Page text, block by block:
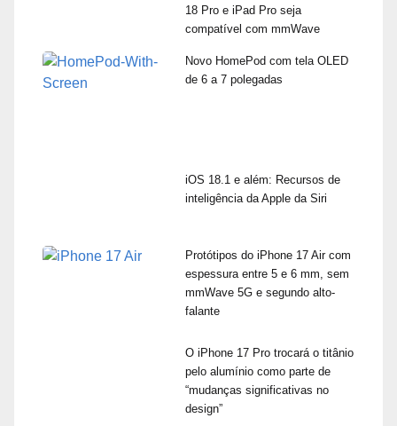
18 Pro e iPad Pro seja
compatível com mmWave
Novo HomePod com tela OLED
de 6 a 7 polegadas
iOS 18.1 e além: Recursos de
inteligência da Apple da Siri
Protótipos do iPhone 17 Air com
espessura entre 5 e 6 mm, sem
mmWave 5G e segundo alto-
falante
O iPhone 17 Pro trocará o titânio
pelo alumínio como parte de
“mudanças significativas no
design”